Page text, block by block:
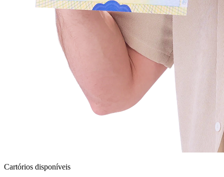
Cartórios disponíveis